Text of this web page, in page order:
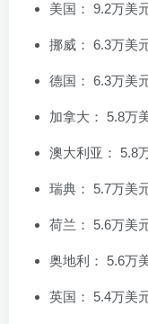
美国： 9.2万美
挪威： 6.3万美
德国： 6.3万美
加拿大： 5.8万
澳大利亚： 5.8
瑞典： 5.7万美
荷兰： 5.6万美
奥地利： 5.6万
英国： 5.4万美